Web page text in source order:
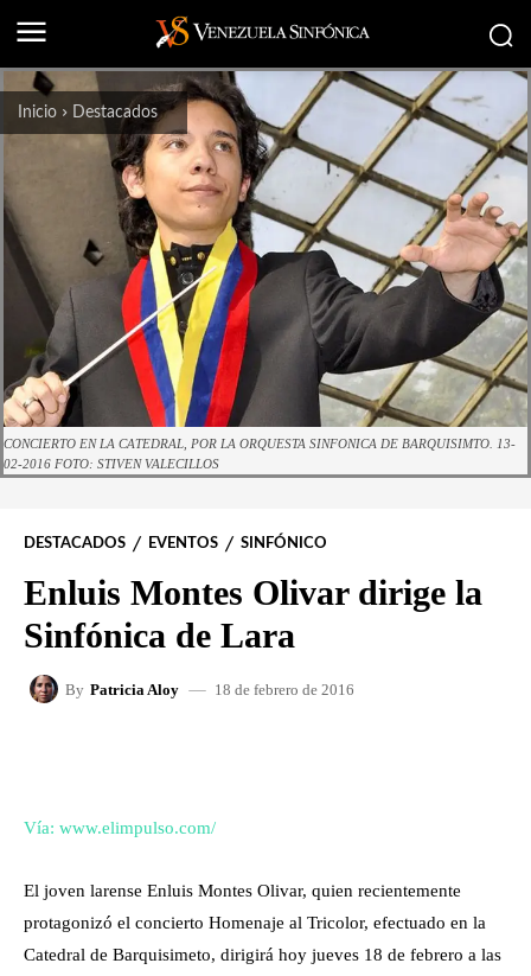
Inicio Destacados
CONCIERTO EN LA CATEDRAL, POR LA ORQUESTA SINFONICA DE BARQUISIMTO. 13-
02-2016 FOTO: STIVEN VALECILLOS
DESTACADOS EVENTOS SINFÓNICO
Enluis Montes Olivar dirige la
Sinfónica de Lara
By Patricia Aloy 18 de febrero de 2016
Vía: www.elimpulso.com/
El joven larense Enluis Montes Olivar, quien recientemente
protagonizó el concierto Homenaje al Tricolor, efectuado en la
Catedral de Barquisimeto, dirigirá hoy jueves 18 de febrero a las